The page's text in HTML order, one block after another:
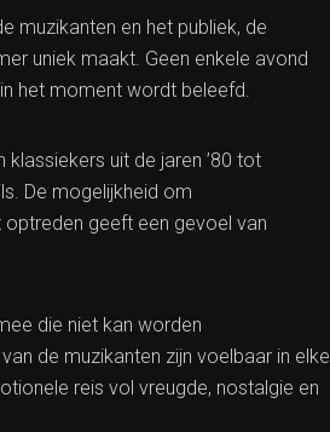
muzikanten en het publiek, de
uniek maakt. Geen enkele avond
het moment wordt beleefd.
uit de jaren ’80 tot
De mogelijkheid om
geeft een gevoel van
die niet kan worden
de muzikanten zijn voelbaar in elke
reis vol vreugde, nostalgie en